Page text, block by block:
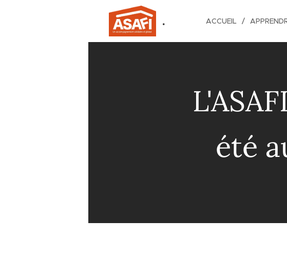
. ACCUEIL
été